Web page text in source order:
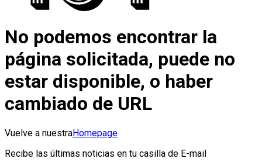
No podemos encontrar la
página solicitada, puede no
estar disponible, o haber
cambiado de URL
Vuelve a nuestraHomepage
Recibe las últimas noticias en tu casilla de E-mail